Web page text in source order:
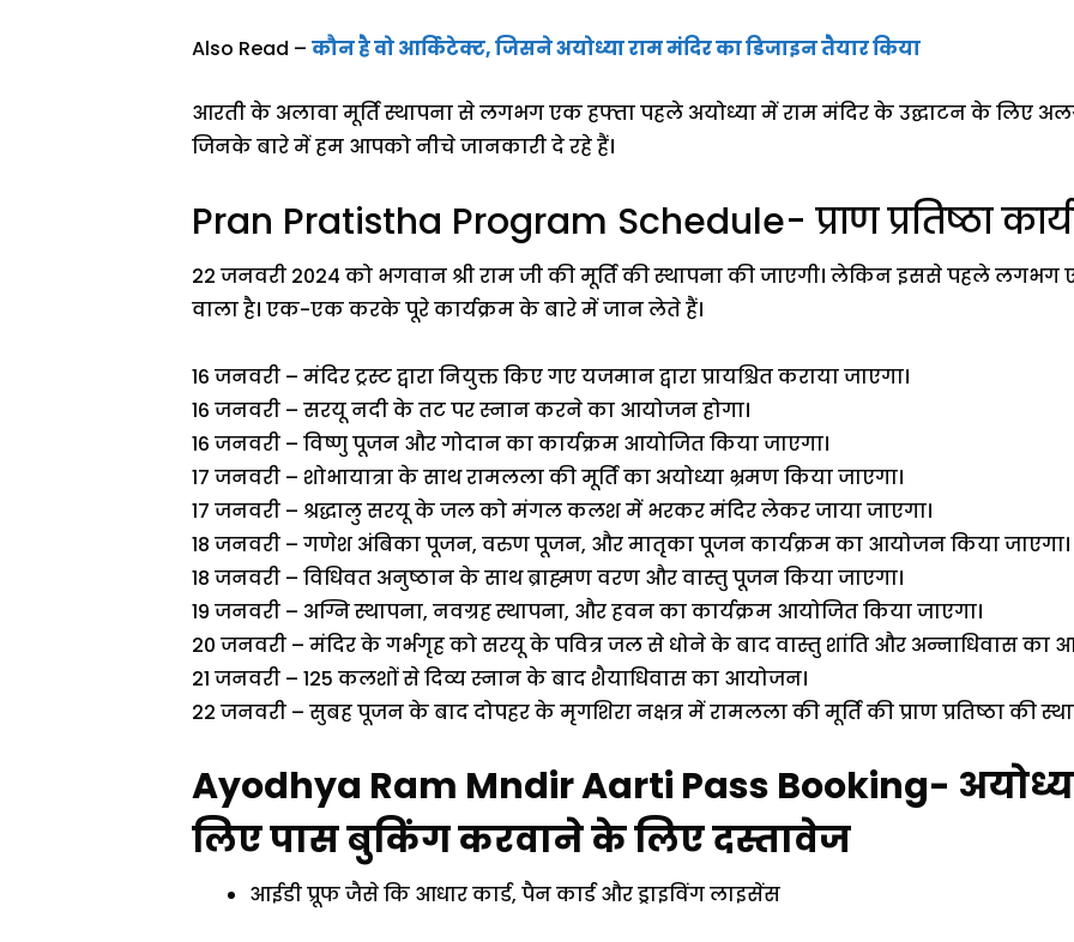
Also Read – कौन है वो आर्किटेक्ट, जिसने अयोध्या राम मंदिर का डिजाइन तैयार किया
आरती के अलावा मूर्ति स्थापना से लगभग एक हफ्ता पहले अयोध्या में राम मंदिर के उद्घाटन के लिए
जिनके बारे में हम आपको नीचे जानकारी दे रहे हैं।
Pran Pratistha Program Schedule- प्राण प्रतिष्ठा
22 जनवरी 2024 को भगवान श्री राम जी की मूर्ति की स्थापना की जाएगी। लेकिन इससे पहले
वाला है। एक-एक करके पूरे कार्यक्रम के बारे में जान लेते हैं।
16 जनवरी – मंदिर ट्रस्ट द्वारा नियुक्त किए गए यजमान द्वारा प्रायश्चित कराया जाएगा।
16 जनवरी – सरयू नदी के तट पर स्नान करने का आयोजन होगा।
16 जनवरी – विष्णु पूजन और गोदान का कार्यक्रम आयोजित किया जाएगा।
17 जनवरी – शोभायात्रा के साथ रामलला की मूर्ति का अयोध्या भ्रमण किया जाएगा।
17 जनवरी – श्रद्धालु सरयू के जल को मंगल कलश में भरकर मंदिर लेकर जाया जाएगा।
18 जनवरी – गणेश अंबिका पूजन, वरुण पूजन, और मातृका पूजन कार्यक्रम का आयोजन किया जाएगा।
18 जनवरी – विधिवत अनुष्ठान के साथ ब्राह्मण वरण और वास्तु पूजन किया जाएगा।
19 जनवरी – अग्नि स्थापना, नवग्रह स्थापना, और हवन का कार्यक्रम आयोजित किया जाएगा।
20 जनवरी – मंदिर के गर्भगृह को सरयू के पवित्र जल से धोने के बाद वास्तु शांति और अन्नाधिवास का
21 जनवरी – 125 कलशों से दिव्य स्नान के बाद शैयाधिवास का आयोजन।
22 जनवरी – सुबह पूजन के बाद दोपहर के मृगशिरा नक्षत्र में रामलला की मूर्ति की प्राण प्रतिष्ठा की
Ayodhya Ram Mndir Aarti Pass Booking-
लिए पास बुकिंग करवाने के लिए दस्तावेज
आईडी प्रूफ जैसे कि आधार कार्ड, पैन कार्ड और ड्राइविंग लाइसेंस